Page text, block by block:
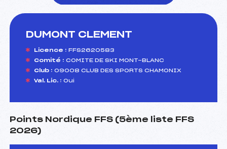
DUMONT CLEMENT
Licence : FFS2620583
Comité : COMITE DE SKI MONT-BLANC
Club : 09008 CLUB DES SPORTS CHAMONIX
Val. Lic. : Oui
Points Nordique FFS (5ème liste FFS
2026)